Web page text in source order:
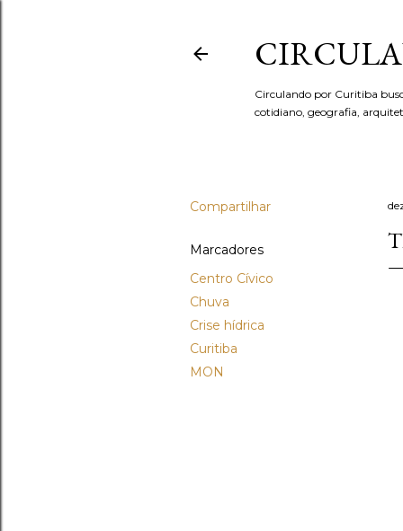
Circulando por Curitiba
cotidiano, geografia,
Compartilhar
Marcadores
Centro Cívico
Chuva
Crise hídrica
Curitiba
MON